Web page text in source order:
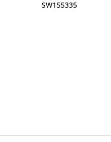
SW155335